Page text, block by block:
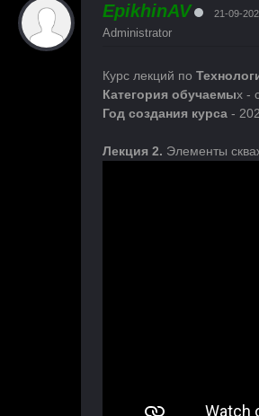
EpikhinAV 21-09-
Administrator
Курс лекций по
Категория обучаемых -
Год создания курса -
Лекция 2. Элементы